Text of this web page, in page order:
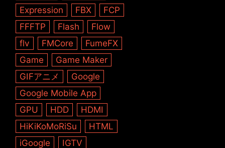
Expression
FBX
FCP
FFFTP
Flash
Flow
flv
FMCore
FumeFX
Game
Game Maker
GIFアニメ
Google
Google Mobile App
GPU
HDD
HDMI
HiKiKoMoRiSu
HTML
iGoogle
IGTV